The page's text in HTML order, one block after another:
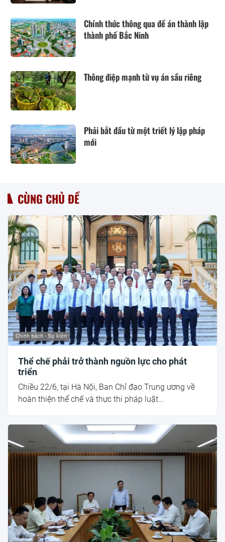
Chính thức thông qua đề án thành lập
thành phố Bắc Ninh
Thông điệp mạnh từ vụ án sầu riêng
Phải bắt đầu từ một triết lý lập pháp
mới
CÙNG CHỦ ĐỀ
Chính sách - Sự kiện
Thể chế phải trở thành nguồn lực cho phát
triển
Chiều 22/6, tại Hà Nội, Ban Chỉ đạo Trung ương về
hoàn thiện thể chế và thực thi pháp luật...